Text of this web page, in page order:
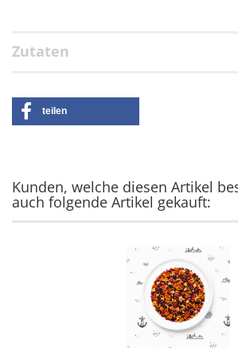
Zutaten
teilen
Kunden, welche diesen Artikel
auch folgende Artikel gekauft: